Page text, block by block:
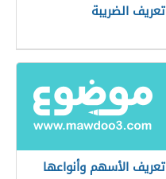
تعريف الضريبة
تعريف الأسهم وأنواعها